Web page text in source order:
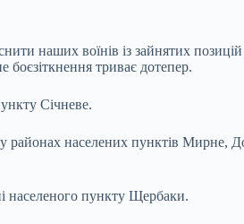
наших воїнів із зайнятих
триває дотепер.
Січневе.
населених пунктів Мирне,
населеного пункту Щербаки.